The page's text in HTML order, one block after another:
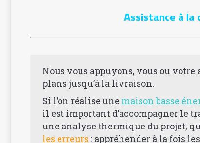
Assistance à la
Nous vous appuyons, vous ou
plans jusqu’à la livraison.
Si l’on réalise une maison basse
il est important d’accompagner le
une analyse thermique du projet,
les erreurs : appréhender à la fois